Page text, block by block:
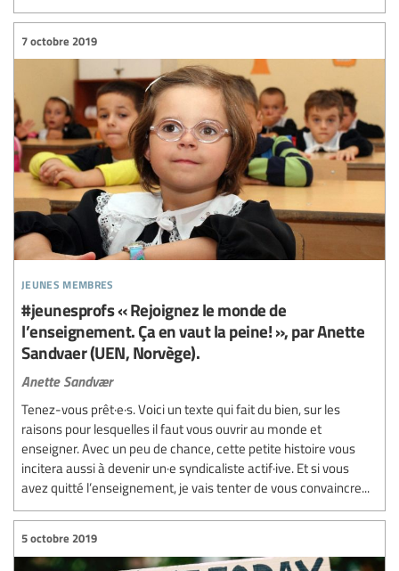
jeunes membres
7 octobre 2019
#jeunesprofs « Rejoignez le monde de
l’enseignement. Ça en vaut la peine! », par Anette
Sandvaer (UEN, Norvège).
Anette Sandvær
Tenez-vous prêt·e·s. Voici un texte qui fait du bien, sur les
raisons pour lesquelles il faut vous ouvrir au monde et
enseigner. Avec un peu de chance, cette petite histoire vous
incitera aussi à devenir un·e syndicaliste actif·ive. Et si vous
avez quitté l’enseignement, je vais tenter de vous convaincre...
5 octobre 2019